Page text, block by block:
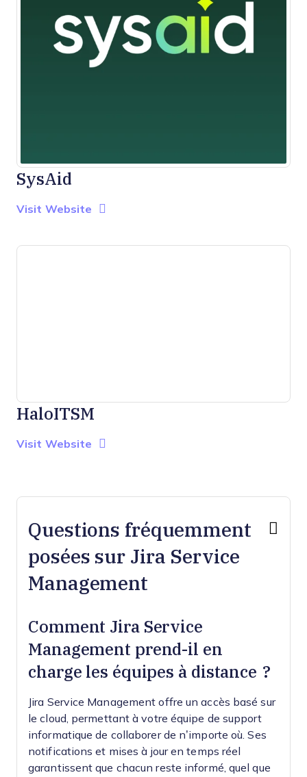
SysAid
Visit Website Opens New Window
HaloITSM
Visit Website Opens New Window
Questions fréquemment
posées sur Jira Service
Management
Comment Jira Service
Management prend-il en
charge les équipes à distance ?
Jira Service Management offre un accès basé sur
le cloud, permettant à votre équipe de support
informatique de collaborer de n’importe où. Ses
notifications et mises à jour en temps réel
garantissent que chacun reste informé, quel que